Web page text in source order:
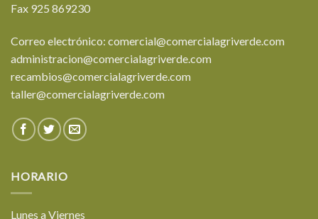
Fax 925 869230
Correo electrónico: comercial@comercialagriverde.com
administracion@comercialagriverde.com
recambios@comercialagriverde.com
taller@comercialagriverde.com
HORARIO
Lunes a Viernes